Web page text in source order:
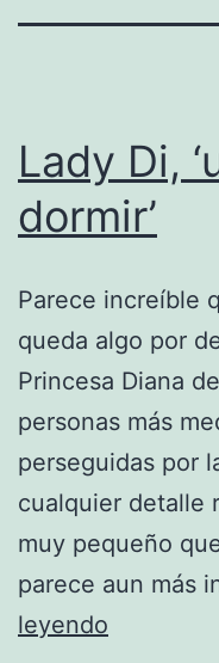
Lady Di,
dormir’
Parece increíble
queda algo por
Princesa Diana
personas más
perseguidas por
cualquier detalle
muy pequeño
parece aun más
leyendo